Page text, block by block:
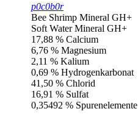
p0c0b0r
Bee Shrimp Mineral GH+
Soft Water Mineral GH+
17,88 % Calcium
6,76 % Magnesium
2,11 % Kalium
0,69 % Hydrogenkarbonat
41,50 % Chlorid
16,91 % Sulfat
0,35492 % Spurenelemente